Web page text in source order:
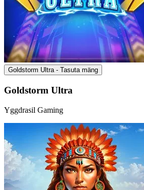
Goldstorm Ultra - Tasuta mäng
Goldstorm Ultra
Yggdrasil Gaming